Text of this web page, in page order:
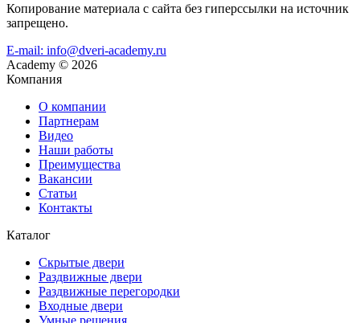
Копирование материала с сайта без гиперссылки на источник
запрещено.
E-mail: info@dveri-academy.ru
Academy © 2026
Компания
О компании
Партнерам
Видео
Наши работы
Преимущества
Вакансии
Статьи
Контакты
Каталог
Скрытые двери
Раздвижные двери
Раздвижные перегородки
Входные двери
Умные решения